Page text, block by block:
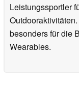
Leistungssportler
besonders für die
Wearables.